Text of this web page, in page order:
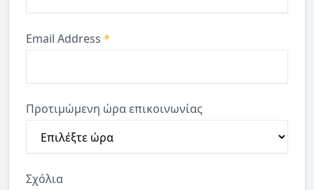
Email Address *
Προτιμώμενη ώρα επικοινωνίας
Σχόλια